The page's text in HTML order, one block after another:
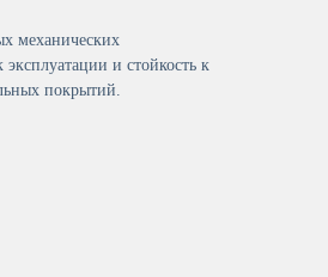
механических
и стойкость к
покрытий.